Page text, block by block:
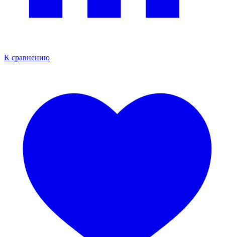
К сравнению